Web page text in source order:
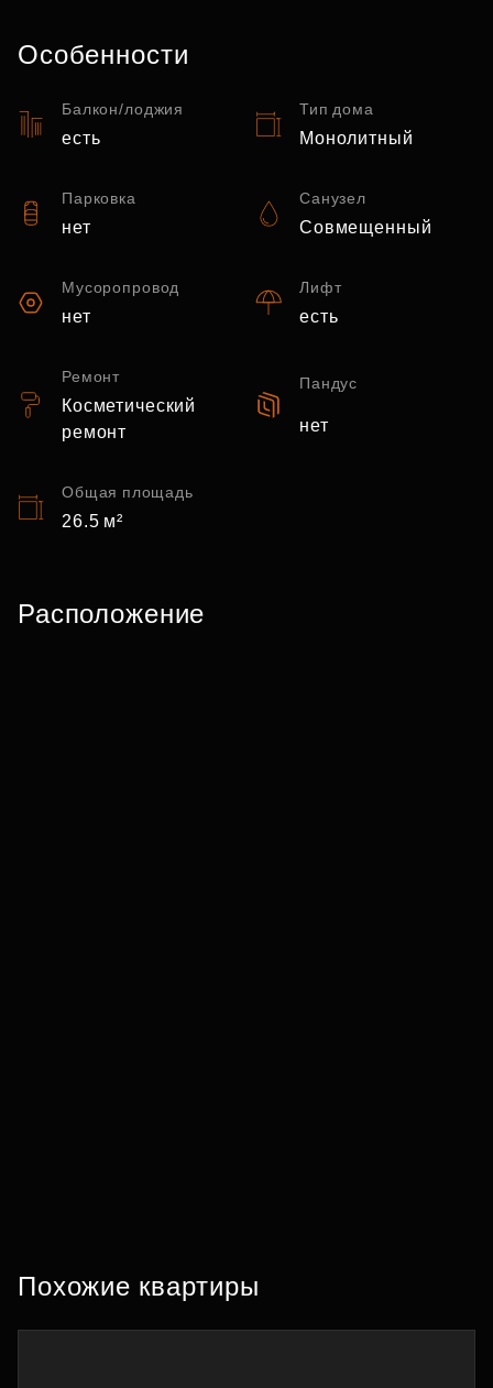
Особенности
Балкон/лоджия
есть
Тип дома
Монолитный
Парковка
нет
Санузел
Совмещенный
Мусоропровод
нет
Лифт
есть
Ремонт
Косметический
ремонт
Пандус
нет
Общая площадь
26.5 м²
Расположение
Похожие квартиры